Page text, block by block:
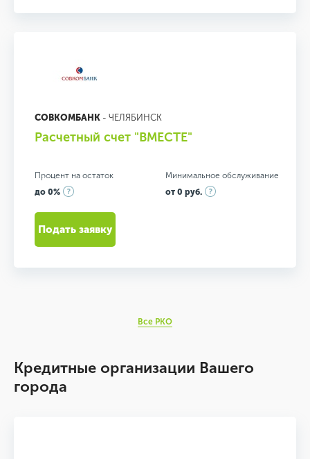
СОВКОМБАНК - ЧЕЛЯБИНСК
Расчетный счет "ВМЕСТЕ"
Процент на остаток
до 0%
Минимальное обслуживание
от 0 руб.
Подать заявку
Все РКО
Кредитные организации Вашего
города